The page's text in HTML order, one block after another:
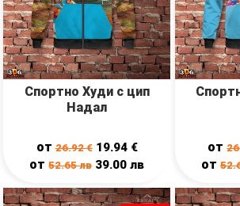
Спортно Худи с цип
Надал
от26.92€ 19.94 €
от52.65лв 39.00лв
от
от